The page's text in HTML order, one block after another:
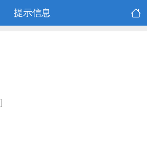
提示信息